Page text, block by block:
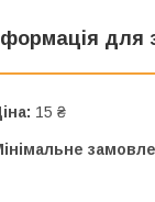
для
15 ₴